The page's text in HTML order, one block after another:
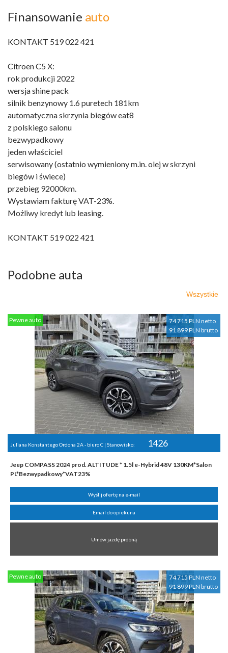
Finansowanie auto
KONTAKT 519 022 421
Citroen C5 X:
rok produkcji 2022
wersja shine pack
silnik benzynowy 1.6 puretech 181km
automatyczna skrzynia biegów eat8
z polskiego salonu
bezwypadkowy
jeden właściciel
serwisowany (ostatnio wymieniony m.in. olej w skrzyni
biegów i świece)
przebieg 92000km.
Wystawiam fakturę VAT-23%.
Możliwy kredyt lub leasing.
KONTAKT 519 022 421
Podobne auta
Wszystkie
74 715 PLN netto
91 899 PLN brutto
Pewne auto
Juliana Konstantego Ordona 2A - biuro C | Stanowisko: 1426
Jeep COMPASS 2024 prod. ALTITUDE * 1.5l e-Hybrid 48V 130KM*Salon
PL*Bezwypadkowy*VAT23%
Wyślij ofertę na e-mail
Email do opiekuna
Umów jazdę próbną
74 715 PLN netto
91 899 PLN brutto
Pewne auto